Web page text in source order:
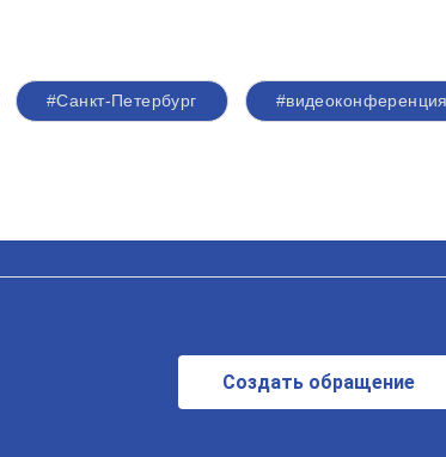
#Санкт-Петербург #видеоконференция
Создать обращение